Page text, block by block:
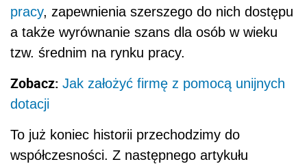
pracy, zapewnienia szerszego do nich dostępu
a także wyrównanie szans dla osób w wieku
tzw. średnim na rynku pracy.
Zobacz: Jak założyć firmę z pomocą unijnych
dotacji
To już koniec historii przechodzimy do
współczesności. Z następnego artykułu